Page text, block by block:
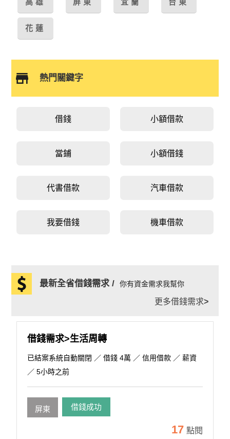
高雄 屏東 宜蘭 台東
花蓮
熱門關鍵字
借錢 小額借款
當鋪 小額借錢
代書借款 汽車借款
我要借錢 機車借款
最新全省借錢需求 / 你有資金需求我幫你
更多借錢需求>
借錢需求>生活周轉
已結案系統自動關閉 ／ 借錢 4萬 ／ 信用借款 ／ 薪資
／ 5小時之前
屏東 借錢成功
17 點閱